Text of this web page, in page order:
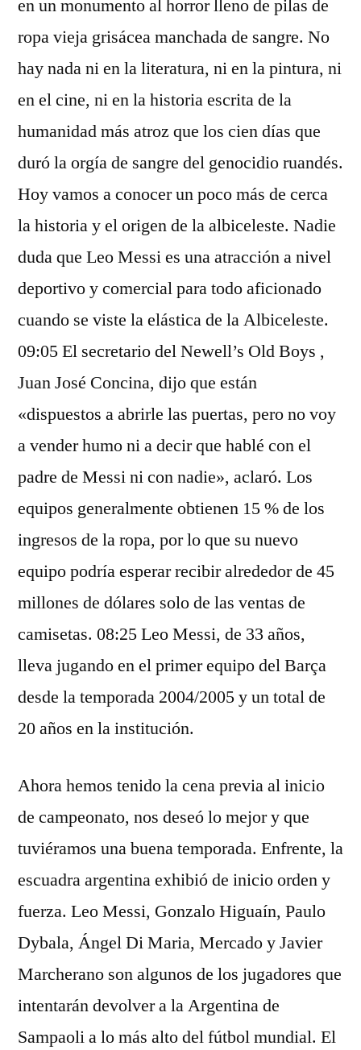
en un monumento al horror lleno de pilas de
ropa vieja grisácea manchada de sangre. No
hay nada ni en la literatura, ni en la pintura, ni
en el cine, ni en la historia escrita de la
humanidad más atroz que los cien días que
duró la orgía de sangre del genocidio ruandés.
Hoy vamos a conocer un poco más de cerca
la historia y el origen de la albiceleste. Nadie
duda que Leo Messi es una atracción a nivel
deportivo y comercial para todo aficionado
cuando se viste la elástica de la Albiceleste.
09:05 El secretario del Newell’s Old Boys ,
Juan José Concina, dijo que están
«dispuestos a abrirle las puertas, pero no voy
a vender humo ni a decir que hablé con el
padre de Messi ni con nadie», aclaró. Los
equipos generalmente obtienen 15 % de los
ingresos de la ropa, por lo que su nuevo
equipo podría esperar recibir alrededor de 45
millones de dólares solo de las ventas de
camisetas. 08:25 Leo Messi, de 33 años,
lleva jugando en el primer equipo del Barça
desde la temporada 2004/2005 y un total de
20 años en la institución.
Ahora hemos tenido la cena previa al inicio
de campeonato, nos deseó lo mejor y que
tuviéramos una buena temporada. Enfrente, la
escuadra argentina exhibió de inicio orden y
fuerza. Leo Messi, Gonzalo Higuaín, Paulo
Dybala, Ángel Di Maria, Mercado y Javier
Marcherano son algunos de los jugadores que
intentarán devolver a la Argentina de
Sampaoli a lo más alto del fútbol mundial. El